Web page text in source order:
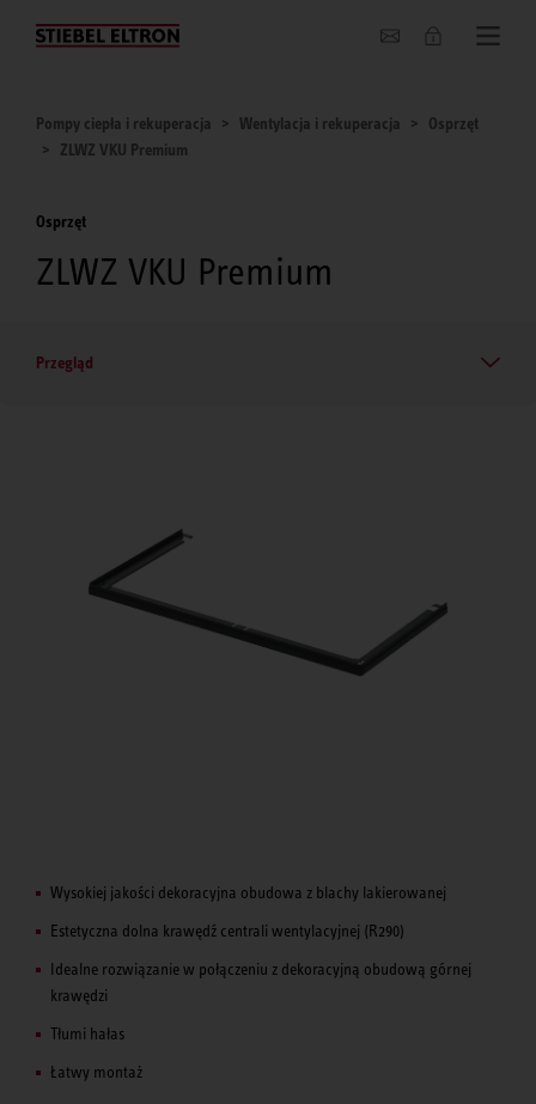
O nas
Pompy ciepła i rekuperacja Wentylacja i rekuperacja
Osprzęt
ZLWZ VKU Premium
Osprzęt
ZLWZ VKU Premium
Przegląd
Wysokiej jakości dekoracyjna obudowa z blachy lakierowanej
Estetyczna dolna krawędź centrali wentylacyjnej (R290)
Idealne rozwiązanie w połączeniu z dekoracyjną obudową górnej
krawędzi
Tłumi hałas
Łatwy montaż